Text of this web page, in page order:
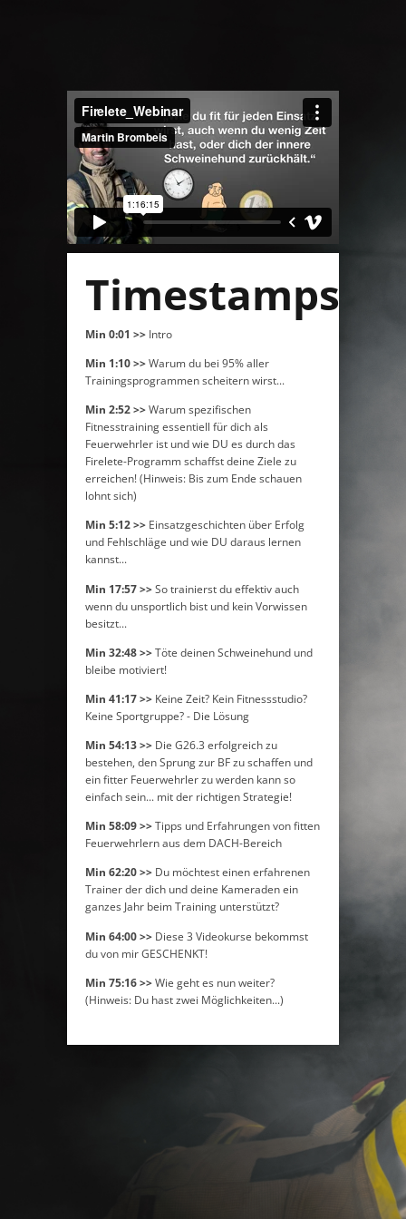
Timestamps:
Min 0:01 >> Intro
Min 1:10 >>Warum du bei 95% aller
Trainingsprogrammen scheitern wirst...
Min 2:52 >>Warum spezifischen
Fitnesstraining essentiell für dich als
Feuerwehrler ist und wie DU es durch das
Firelete-Programm schaffst deine Ziele zu
erreichen! (Hinweis: Bis zum Ende schauen
lohnt sich)
Min 5:12 >> Einsatzgeschichten über Erfolg
und Fehlschläge und wie DU daraus lernen
kannst...
Min 17:57 >>So trainierst du effektiv auch
wenn du unsportlich bist und kein Vorwissen
besitzt...
Min 32:48 >>Töte deinen Schweinehund und
bleibe motiviert!
Min 41:17 >> Keine Zeit? Kein Fitnessstudio?
Keine Sportgruppe? - Die Lösung
Min 54:13 >> Die G26.3 erfolgreich zu
bestehen, den Sprung zur BF zu schaffen und
ein fitter Feuerwehrler zu werden kann so
einfach sein... mit der richtigen Strategie!
Min 58:09 >>Tipps und Erfahrungen von fitten
Feuerwehrlern aus dem DACH-Bereich
Min 62:20 >> Du möchtest einen erfahrenen
Trainer der dich und deine Kameraden ein
ganzes Jahr beim Training unterstützt?
Min 64:00 >> Diese 3 Videokurse bekommst
du von mir GESCHENKT!
Min 75:16 >>Wie geht es nun weiter?
(Hinweis: Du hast zwei Möglichkeiten...)